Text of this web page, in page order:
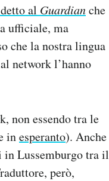
al Guardianche
ufficiale, ma
che la nostra lingua
network l’hanno
non essendo tra le
inesperanto). Anche
in Lussemburgo tra il
però,